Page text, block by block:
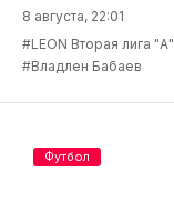
8 августа, 22:01
#LEON Вторая лига "А"
#Владлен Бабаев
Футбол